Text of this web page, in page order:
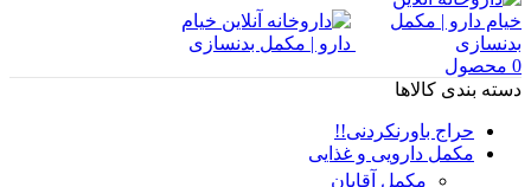
0 محصول
دسته بندی کالاها
حراج باورنکردنی!!
مکمل دارویی و غذایی
مکمل آقایان